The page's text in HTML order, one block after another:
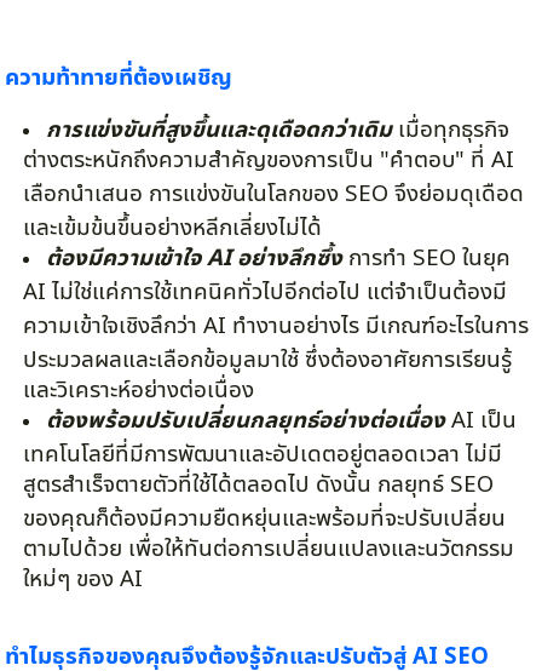
ความท้าทายที่ต้องเผชิญ
การแข่งขันที่สูงขึ้นและดุเดือดกว่าเดิมเมื่อทุกธุรกิจ
ต่างตระหนักถึงความสำคัญของการเป็น "คำตอบ" ที่ AI
เลือกนำเสนอ การแข่งขันในโลกของ SEO จึงย่อมดุเดือด
และเข้มข้นขึ้นอย่างหลีกเลี่ยงไม่ได้
ต้องมีความเข้าใจ AI อย่างลึกซึ้งการทำ SEO ในยุค
AI ไม่ใช่แค่การใช้เทคนิคทั่วไปอีกต่อไป แต่จำเป็นต้องมี
ความเข้าใจเชิงลึกว่า AI ทำงานอย่างไร มีเกณฑ์อะไรในการ
ประมวลผลและเลือกข้อมูลมาใช้ ซึ่งต้องอาศัยการเรียนรู้
และวิเคราะห์อย่างต่อเนื่อง
ต้องพร้อมปรับเปลี่ยนกลยุทธ์อย่างต่อเนื่องAI เป็น
เทคโนโลยีที่มีการพัฒนาและอัปเดตอยู่ตลอดเวลา ไม่มี
สูตรสำเร็จตายตัวที่ใช้ได้ตลอดไป ดังนั้น กลยุทธ์ SEO
ของคุณก็ต้องมีความยืดหยุ่นและพร้อมที่จะปรับเปลี่ยน
ตามไปด้วย เพื่อให้ทันต่อการเปลี่ยนแปลงและนวัตกรรม
ใหม่ๆ ของ AI
ทำไมธุรกิจของคุณจึงต้องรู้จักและปรับตัวสู่ AI SEO